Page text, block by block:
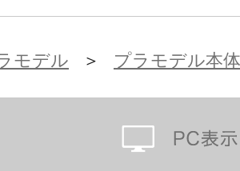
ー”を想定したプラモ
の第一人者、浅井真
し、キャラクター＆メ
まいります。
モデル ＞ プラモデル本体